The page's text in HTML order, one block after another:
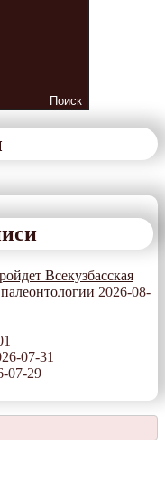
Поиск
Всекузбасская
2026-08-
07-31
07-29